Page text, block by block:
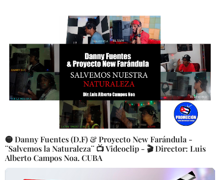
🟡 Danny Fuentes (D.F) & Proyecto New Farándula -
¨Salvemos la Naturaleza¨ 📺 Videoclip - 🎬 Director: Luis
Alberto Campos Noa. CUBA